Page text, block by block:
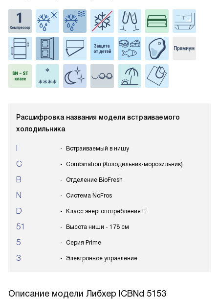
Расшифровка названия модели встраиваемого
холодильника
I Встраиваемый в нишу
C Combination (Холодильник-морозильник)
B Отделение BioFresh
N Система NoFros
D Класс энергопотребления E
51 Высота ниши - 178 см
5 Серия Prime
3 Электронное управление
Описание модели Либхер ICBNd 5153